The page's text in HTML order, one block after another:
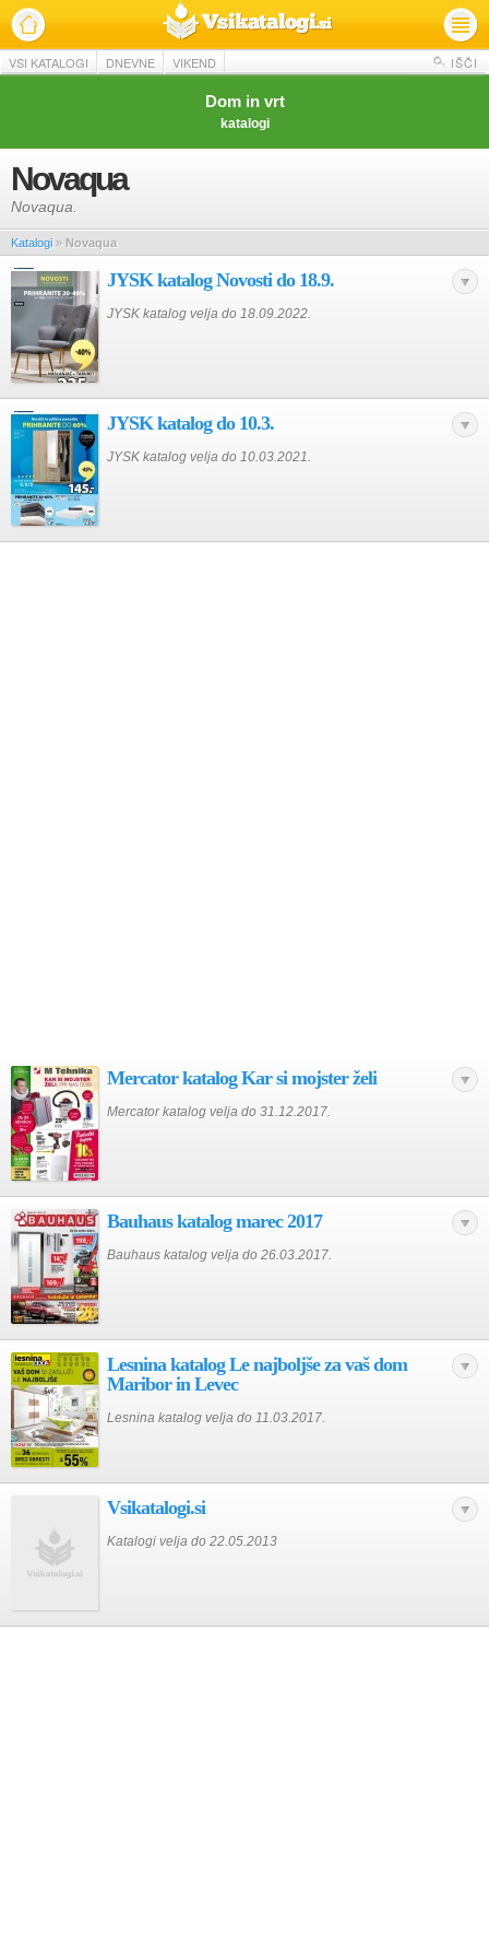
VSI KATALOGI DNEVNE VIKEND IŠČI
Dom in vrt
katalogi
Novaqua
Novaqua.
Katalogi » Novaqua
JYSK katalog Novosti do 18.9.
JYSK katalog velja do 18.09.2022.
JYSK katalog do 10.3.
JYSK katalog velja do 10.03.2021.
Mercator katalog Kar si mojster želi
Mercator katalog velja do 31.12.2017.
Bauhaus katalog marec 2017
Bauhaus katalog velja do 26.03.2017.
Lesnina katalog Le najboljše za vaš dom
Maribor in Levec
Lesnina katalog velja do 11.03.2017.
Vsikatalogi.si
Katalogi velja do 22.05.2013